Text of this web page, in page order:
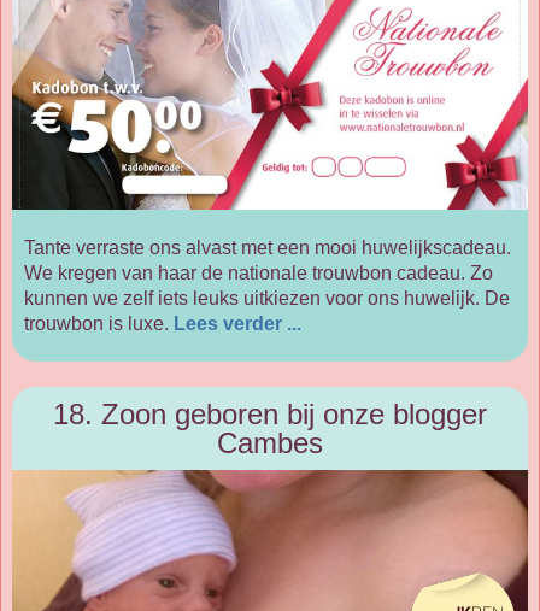
Tante verraste ons alvast met een mooi huwelijkscadeau.
We kregen van haar de nationale trouwbon cadeau. Zo
kunnen we zelf iets leuks uitkiezen voor ons huwelijk. De
trouwbon is luxe. Lees verder ...
18. Zoon geboren bij onze blogger
Cambes